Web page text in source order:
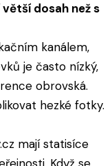
dosah než s
kanálem,
je často nízký,
obrovská.
hezké fotky.
mají statisíce